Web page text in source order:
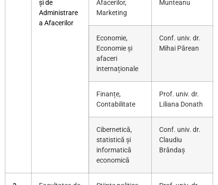
și de
Administrare
a Afacerilor
Afacerilor,
Marketing
Munteanu
Economie,
Economie și
afaceri
internaționale
Conf. univ. dr.
Mihai Părean
Finanțe,
Contabilitate
Prof. univ. dr.
Liliana Donath
Cibernetică,
statistică și
informatică
economică
Conf. univ. dr.
Claudiu
Brândaș